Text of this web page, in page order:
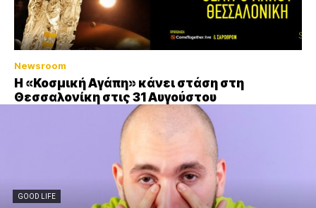
Newsroom
Η «Κοσμική Αγάπη» κάνει στάση στη
Θεσσαλονίκη στις 31 Αυγούστου
GOOD LIFE